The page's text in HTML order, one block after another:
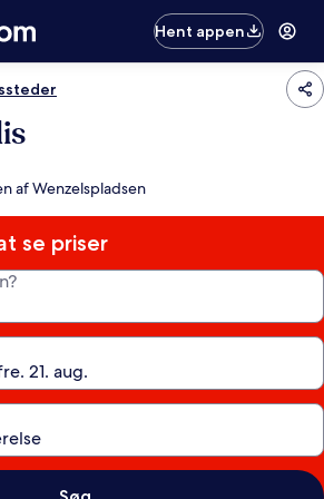
Hent appen
af Wenzelspladsen
se priser